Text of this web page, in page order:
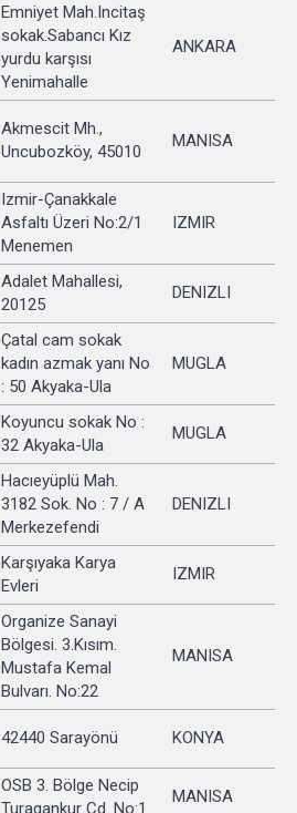
Emniyet Mah.Incitaş
sokak.Sabancı Kız
yurdu karşısı
Yenimahalle
ANKARA
Akmescit Mh.,
Uncubozköy, 45010
MANISA
Izmir-Çanakkale
Asfaltı Üzeri No:2/1
Menemen
IZMIR
Adalet Mahallesi,
20125
DENIZLI
Çatal cam sokak
kadın azmak yanı No
: 50 Akyaka-Ula
MUGLA
Koyuncu sokak No :
32 Akyaka-Ula
MUGLA
Hacıeyüplü Mah.
3182 Sok. No : 7 / A
Merkezefendi
DENIZLI
Karşıyaka Karya
Evleri
IZMIR
Organize Sanayi
Bölgesi. 3.Kısım.
Mustafa Kemal
Bulvarı. No:22
MANISA
42440 Sarayönü KONYA
OSB 3. Bölge Necip
Turagankur Cd. No:1
MANISA